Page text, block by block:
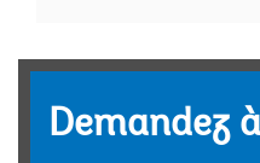
de la Banque
Comment bâtir des
Demandez